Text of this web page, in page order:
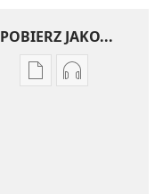
POBIERZ JAKO...
UstawieniaUstawienia